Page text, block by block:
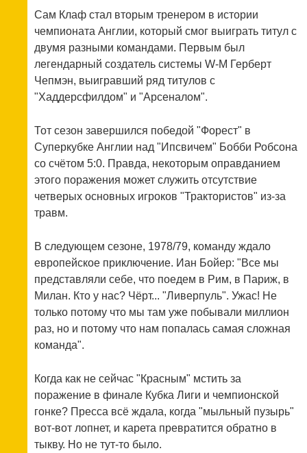
Сам Клаф стал вторым тренером в истории
чемпионата Англии, который смог выиграть титул с
двумя разными командами. Первым был
легендарный создатель системы W-M Герберт
Чепмэн, выигравший ряд титулов с
"Хаддерсфилдом" и "Арсеналом".
Тот сезон завершился победой "Форест" в
Суперкубке Англии над "Ипсвичем" Бобби Робсона
со счётом 5:0. Правда, некоторым оправданием
этого поражения может служить отсутствие
четверых основных игроков "Трактористов" из-за
травм.
В следующем сезоне, 1978/79, команду ждало
европейское приключение. Иан Бойер: "Все мы
представляли себе, что поедем в Рим, в Париж, в
Милан. Кто у нас? Чёрт... "Ливерпуль". Ужас! Не
только потому что мы там уже побывали миллион
раз, но и потому что нам попалась самая сложная
команда".
Когда как не сейчас "Красным" мстить за
поражение в финале Кубка Лиги и чемпионской
гонке? Пресса всё ждала, когда "мыльный пузырь"
вот-вот лопнет, и карета превратится обратно в
тыкву. Но не тут-то было.